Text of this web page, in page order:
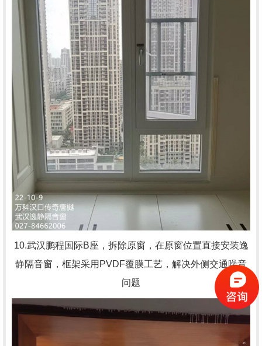
10.武汉鹏程国际B座， 拆除原窗，在原窗位置直接安装逸
静隔音窗，框架采用PVDF覆膜工艺，解决外侧交通噪音
问题